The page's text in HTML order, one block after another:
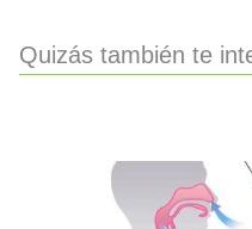
Quizás también te